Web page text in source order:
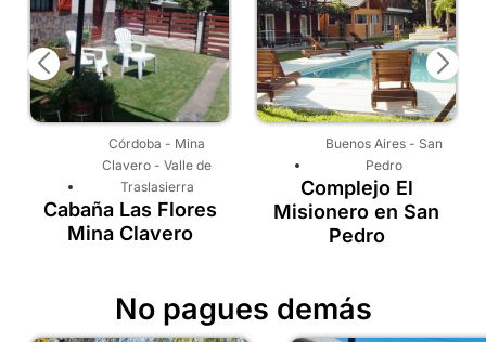
Córdoba - Mina
Clavero - Valle de
Traslasierra
Cabaña Las Flores
Mina Clavero
Buenos Aires- San
Pedro
Complejo El
Misionero en San
Pedro
No pagues demás